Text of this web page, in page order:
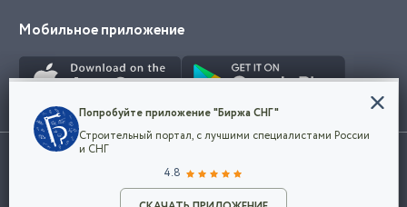
Разместить объявление
Мобильное приложение
Использование сайта, в том числе подача объявлений, означает
марки представленные на сайте являются собственностью их
Конфиденциальность
Мы используем файлы cookie, чтобы сделать
наш сайт удобным для каждого
Политикой конфиденциальности компании
и принимаете условия использования cookie.
Попробуйте приложение "Биржа СНГ"
Строительный портал, с лучшими специалистами России
и СНГ
4.8